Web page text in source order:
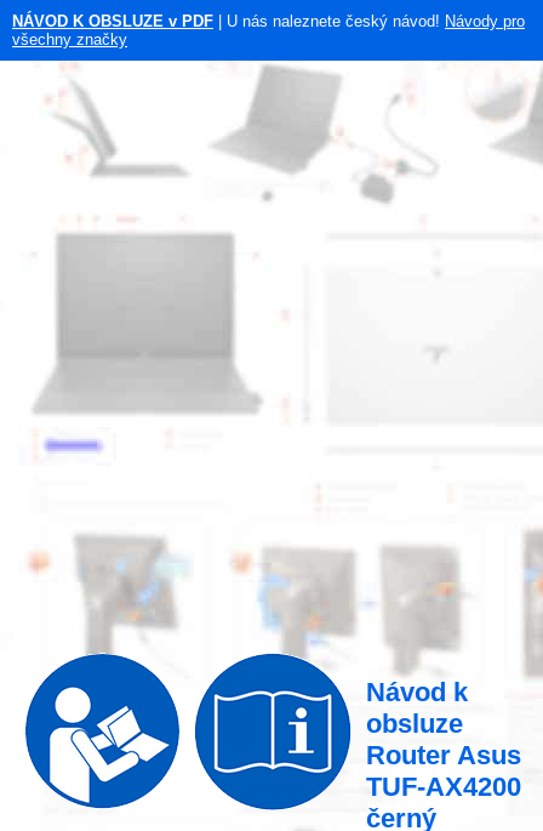
NÁVOD K OBSLUZE v PDF | U nás naleznete český návod! Návody pro
všechny značky
Návod k
obsluze
Router Asus
TUF-AX4200
černý